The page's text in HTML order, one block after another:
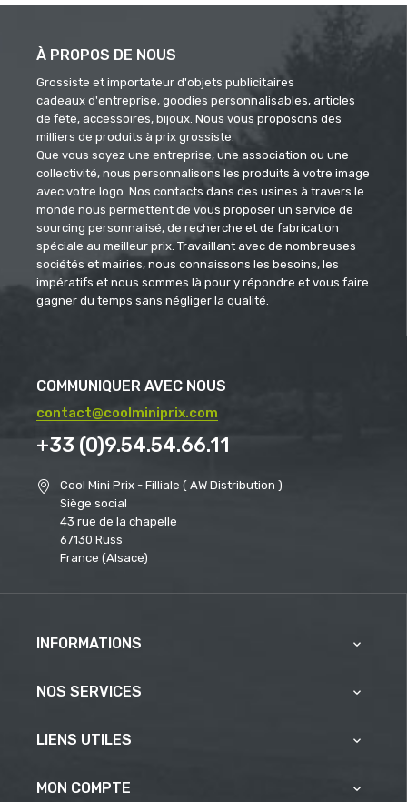
À PROPOS DE NOUS
Grossiste et importateur d'objets publicitaires
cadeaux d'entreprise, goodies personnalisables, articles
de fête, accessoires, bijoux. Nous vous proposons des
milliers de produits à prix grossiste.
Que vous soyez une entreprise, une association ou une
collectivité, nous personnalisons les produits à votre image
avec votre logo. Nos contacts dans des usines à travers le
monde nous permettent de vous proposer un service de
sourcing personnalisé, de recherche et de fabrication
spéciale au meilleur prix. Travaillant avec de nombreuses
sociétés et mairies, nous connaissons les besoins, les
impératifs et nous sommes là pour y répondre et vous faire
gagner du temps sans négliger la qualité.
COMMUNIQUER AVEC NOUS
contact@coolminiprix.com
+33 (0)9.54.54.66.11
Cool Mini Prix - Filliale ( AW Distribution )
Siège social
43 rue de la chapelle
67130 Russ
France (Alsace)
INFORMATIONS 
NOS SERVICES 
LIENS UTILES 
MON COMPTE 